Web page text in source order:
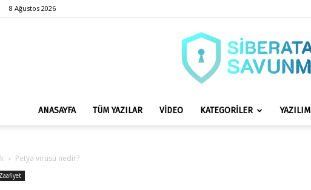
8 Ağustos 2026
ANASAYFA TÜM YAZILAR VİDEO KATEGORİLER YAZILIM
Petya virüsü nedir?
Zaafiyet